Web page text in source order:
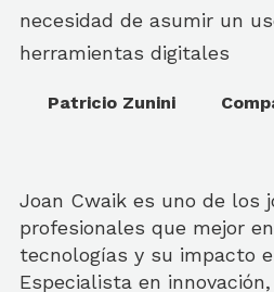
necesidad de asumir un
herramientas digitales
Patricio Zunini
Joan Cwaik es uno de los
profesionales que mejor
tecnologías y su impacto
Especialista en